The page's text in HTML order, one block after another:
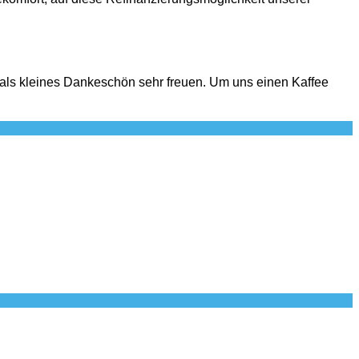
kleines Dankeschön sehr freuen. Um uns einen Kaffee